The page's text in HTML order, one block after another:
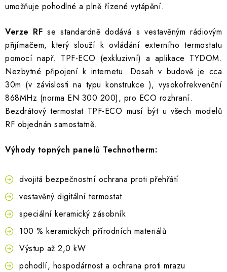
umožňuje pohodlné a plně řízené vytápění.
Verze RF se standardně dodává s vestavěným rádiovým
přijímačem, který slouží k ovládání externího termostatu
pomocí např. TPF-ECO (exkluzivní) a aplikace TYDOM.
Nezbytné připojení k internetu. Dosah v budově je cca
30m (v závislosti na typu konstrukce ), vysokofrekvenční
868MHz (norma EN 300 200), pro ECO rozhraní.
Bezdrátový termostat TPF-ECO musí být u všech modelů
RF objednán samostatně.
Výhody topných panelů Technotherm:
dvojitá bezpečnostní ochrana proti přehřátí
vestavěný digitální termostat
speciální keramický zásobník
100 % keramických přírodních materiálů
Výstup až 2,0 kW
pohodlí, hospodárnost a ochrana proti mrazu